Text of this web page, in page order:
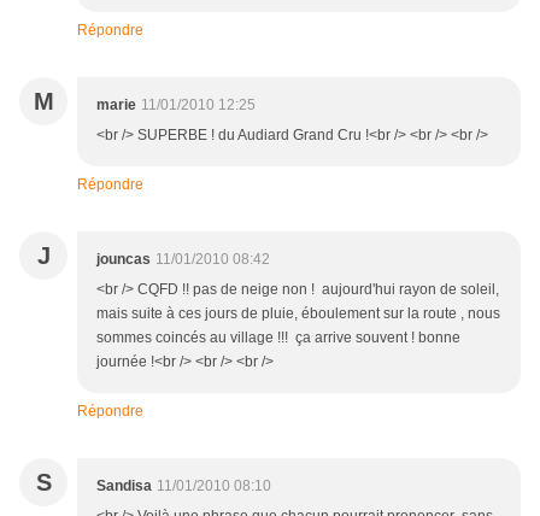
Répondre
M marie 11/01/2010 12:25
<br /> SUPERBE ! du Audiard Grand Cru !<br /> <br /> <br />
Répondre
J jouncas 11/01/2010 08:42
<br /> CQFD !! pas de neige non ! aujourd'hui rayon de soleil,
mais suite à ces jours de pluie, éboulement sur la route , nous
sommes coincés au village !!! ça arrive souvent ! bonne
journée !<br /> <br /> <br />
Répondre
S Sandisa 11/01/2010 08:10